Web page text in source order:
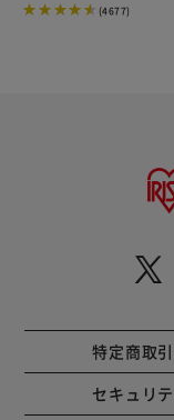
(4677)
特定商取
セキュリ